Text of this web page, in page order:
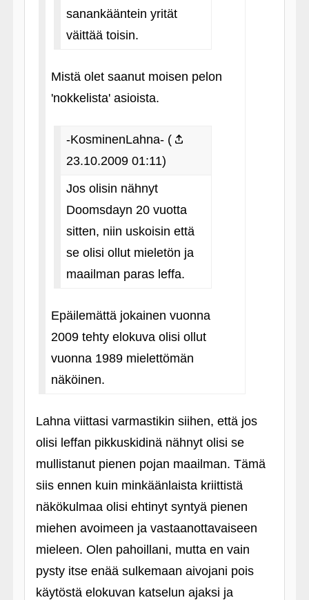
sanankääntein yrität
väittää toisin.
Mistä olet saanut moisen pelon
'nokkelista' asioista.
-KosminenLahna- (
23.10.2009 01:11)
Jos olisin nähnyt
Doomsdayn 20 vuotta
sitten, niin uskoisin että
se olisi ollut mieletön ja
maailman paras leffa.
Epäilemättä jokainen vuonna
2009 tehty elokuva olisi ollut
vuonna 1989 mielettömän
näköinen.
Lahna viittasi varmastikin siihen, että jos
olisi leffan pikkuskidinä nähnyt olisi se
mullistanut pienen pojan maailman. Tämä
siis ennen kuin minkäänlaista kriittistä
näkökulmaa olisi ehtinyt syntyä pienen
miehen avoimeen ja vastaanottavaiseen
mieleen. Olen pahoillani, mutta en vain
pysty itse enää sulkemaan aivojani pois
käytöstä elokuvan katselun ajaksi ja